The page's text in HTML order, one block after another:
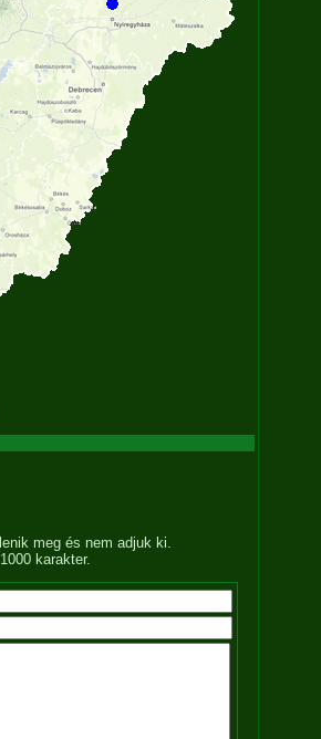
meg és nem adjuk ki.
karakter.